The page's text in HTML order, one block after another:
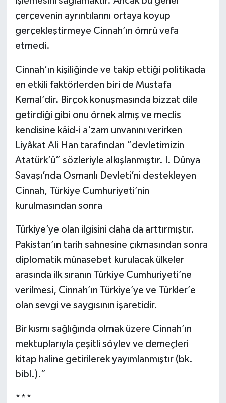
çerçevenin ayrıntılarını ortaya koyup
gerçekleştirmeye Cinnah’ın ömrü vefa
etmedi.
Cinnah’ın kişiliğinde ve takip ettiği politikada
en etkili faktörlerden biri de Mustafa
Kemal’dir. Birçok konuşmasında bizzat dile
getirdiği gibi onu örnek almış ve meclis
kendisine kāid-i a‘zam unvanını verirken
Liyâkat Ali Han tarafından “devletimizin
Atatürk’ü” sözleriyle alkışlanmıştır. I. Dünya
Savaşı’nda Osmanlı Devleti’ni destekleyen
Cinnah, Türkiye Cumhuriyeti’nin
kurulmasından sonra
Türkiye’ye olan ilgisini daha da arttırmıştır.
Pakistan’ın tarih sahnesine çıkmasından sonra
diplomatik münasebet kurulacak ülkeler
arasında ilk sıranın Türkiye Cumhuriyeti’ne
verilmesi, Cinnah’ın Türkiye’ye ve Türkler’e
olan sevgi ve saygısının işaretidir.
Bir kısmı sağlığında olmak üzere Cinnah’ın
mektuplarıyla çeşitli söylev ve demeçleri
kitap haline getirilerek yayımlanmıştır (bk.
bibl.).”
***